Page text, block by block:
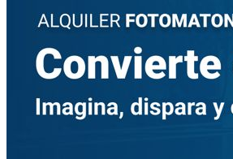
¡Bienvenido! Soy el asistente
¿En qué puedo